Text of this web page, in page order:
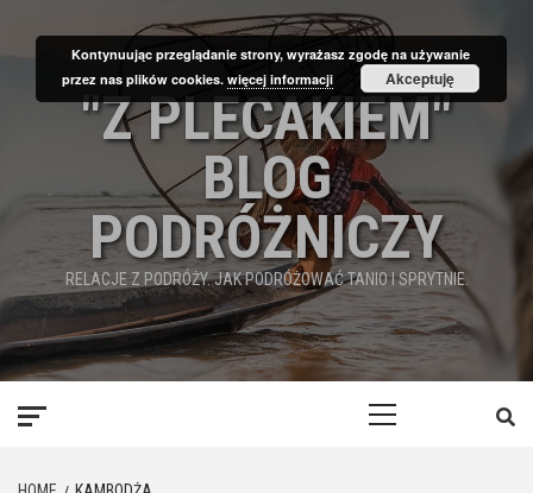
"Z PLECAKIEM"
BLOG
PODRÓŻNICZY
RELACJE Z PODRÓŻY. JAK PODRÓŻOWAĆ TANIO I SPRYTNIE.
Kontynuując przeglądanie strony, wyrażasz zgodę na używanie
przez nas plików cookies.więcej informacji Akceptuję